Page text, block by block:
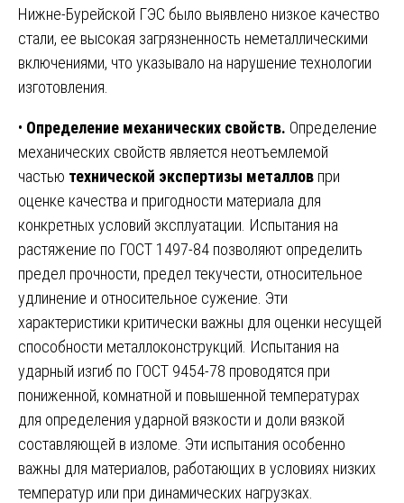
Нижне-Бурейской ГЭС было выявлено низкое качество
стали, ее высокая загрязненность неметаллическими
включениями, что указывало на нарушение технологии
изготовления.
• Определение механических свойств. Определение
механических свойств является неотъемлемой
частью технической экспертизы металлов при
оценке качества и пригодности материала для
конкретных условий эксплуатации. Испытания на
растяжение по ГОСТ 1497-84 позволяют определить
предел прочности, предел текучести, относительное
удлинение и относительное сужение. Эти
характеристики критически важны для оценки несущей
способности металлоконструкций. Испытания на
ударный изгиб по ГОСТ 9454-78 проводятся при
пониженной, комнатной и повышенной температурах
для определения ударной вязкости и доли вязкой
составляющей в изломе. Эти испытания особенно
важны для материалов, работающих в условиях низких
температур или при динамических нагрузках.